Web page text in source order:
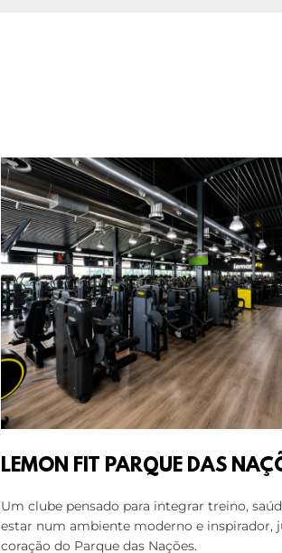
LEMON FIT PARQUE DAS
Um clube pensado para integrar treino,
estar num ambiente moderno e inspirador,
coração do Parque das Nações.